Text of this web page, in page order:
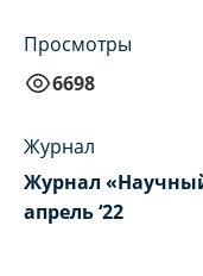
Просмотры
6698
Журнал
Журнал
апрель ‘22